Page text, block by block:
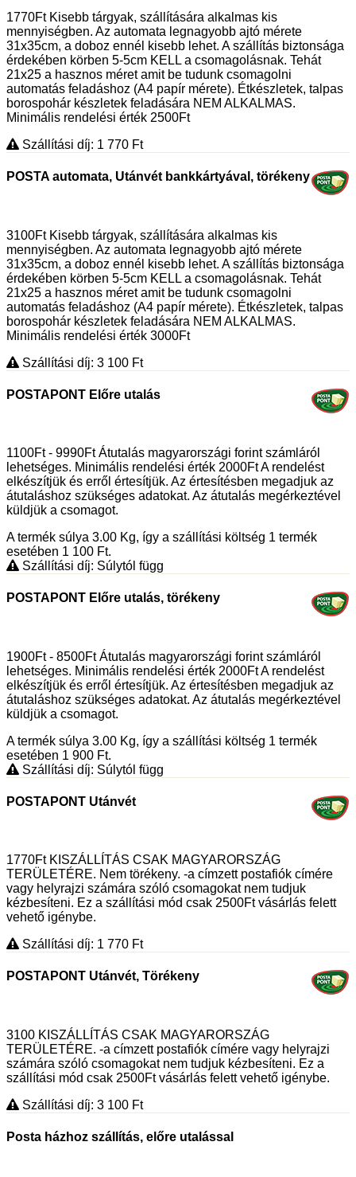
1770Ft Kisebb tárgyak, szállítására alkalmas kis
mennyiségben. Az automata legnagyobb ajtó mérete
31x35cm, a doboz ennél kisebb lehet. A szállítás biztonsága
érdekében körben 5-5cm KELL a csomagolásnak. Tehát
21x25 a hasznos méret amit be tudunk csomagolni
automatás feladáshoz (A4 papír mérete). Étkészletek, talpas
borospohár készletek feladására NEM ALKALMAS.
Minimális rendelési érték 2500Ft
Szállítási díj: 1 770 Ft
POSTA automata, Utánvét bankkártyával, törékeny
3100Ft Kisebb tárgyak, szállítására alkalmas kis
mennyiségben. Az automata legnagyobb ajtó mérete
31x35cm, a doboz ennél kisebb lehet. A szállítás biztonsága
érdekében körben 5-5cm KELL a csomagolásnak. Tehát
21x25 a hasznos méret amit be tudunk csomagolni
automatás feladáshoz (A4 papír mérete). Étkészletek, talpas
borospohár készletek feladására NEM ALKALMAS.
Minimális rendelési érték 3000Ft
Szállítási díj: 3 100 Ft
POSTAPONT Előre utalás
1100Ft - 9990Ft Átutalás magyarországi forint számláról
lehetséges. Minimális rendelési érték 2000Ft A rendelést
elkészítjük és erről értesítjük. Az értesítésben megadjuk az
átutaláshoz szükséges adatokat. Az átutalás megérkeztével
küldjük a csomagot.
A termék súlya 3.00 Kg, így a szállítási költség 1 termék
esetében 1 100 Ft.
Szállítási díj: Súlytól függ
POSTAPONT Előre utalás, törékeny
1900Ft - 8500Ft Átutalás magyarországi forint számláról
lehetséges. Minimális rendelési érték 2000Ft A rendelést
elkészítjük és erről értesítjük. Az értesítésben megadjuk az
átutaláshoz szükséges adatokat. Az átutalás megérkeztével
küldjük a csomagot.
A termék súlya 3.00 Kg, így a szállítási költség 1 termék
esetében 1 900 Ft.
Szállítási díj: Súlytól függ
POSTAPONT Utánvét
1770Ft KISZÁLLÍTÁS CSAK MAGYARORSZÁG
TERÜLETÉRE. Nem törékeny. -a címzett postafiók címére
vagy helyrajzi számára szóló csomagokat nem tudjuk
kézbesíteni. Ez a szállítási mód csak 2500Ft vásárlás felett
vehető igénybe.
Szállítási díj: 1 770 Ft
POSTAPONT Utánvét, Törékeny
3100 KISZÁLLÍTÁS CSAK MAGYARORSZÁG
TERÜLETÉRE. -a címzett postafiók címére vagy helyrajzi
számára szóló csomagokat nem tudjuk kézbesíteni. Ez a
szállítási mód csak 2500Ft vásárlás felett vehető igénybe.
Szállítási díj: 3 100 Ft
Posta házhoz szállítás, előre utalással